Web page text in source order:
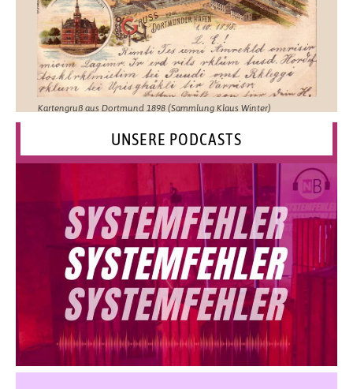
Kartengruß aus Dortmund 1898 (Sammlung Klaus Winter)
UNSERE PODCASTS